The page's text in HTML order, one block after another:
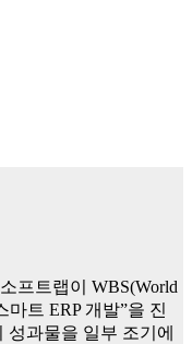
프트랩이 WBS(World
마트 ERP 개발”을 진
과물을 일부 조기에